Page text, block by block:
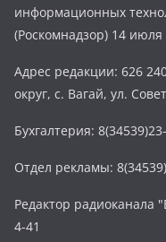
информационных
(Роскомнадзор) 14 июля
Адрес редакции: 626
округ, с. Вагай, ул.
Бухгалтерия:
Отдел рекламы:
Редактор радиоканала
4-41